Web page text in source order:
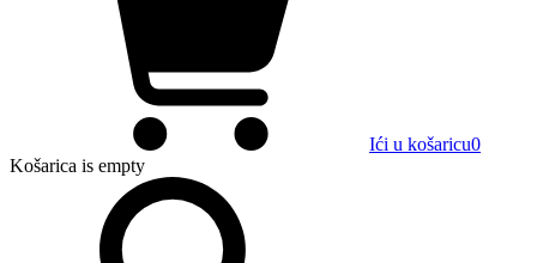
Ići u košaricu0
Košarica is empty